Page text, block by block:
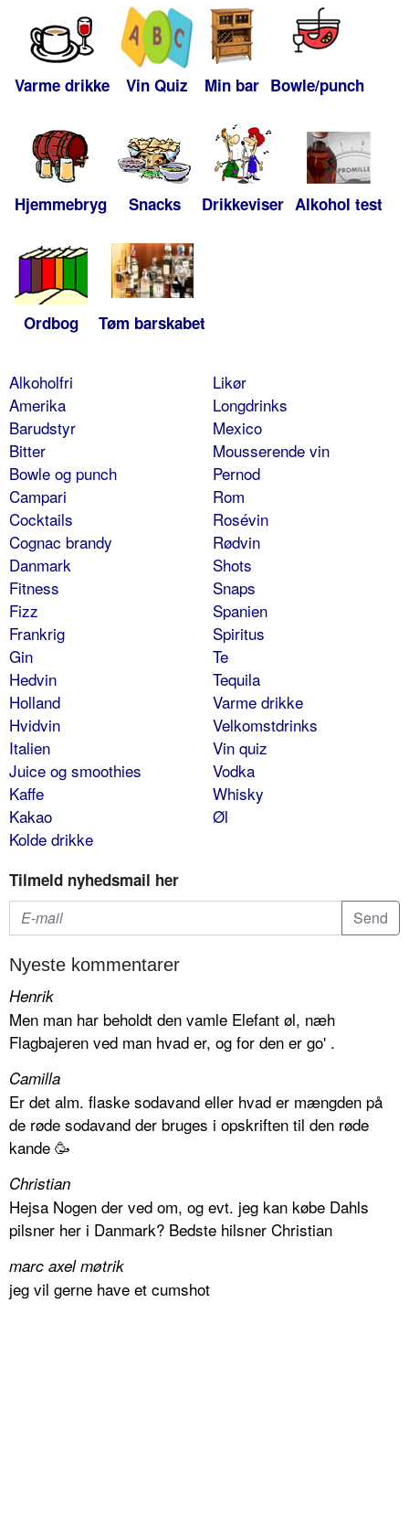
Varme drikke Vin Quiz Min bar Bowle/punch
Hjemmebryg Snacks Drikkeviser Alkohol test
Ordbog Tøm barskabet
Alkoholfri
Amerika
Barudstyr
Bitter
Bowle og punch
Campari
Cocktails
Cognac brandy
Danmark
Fitness
Fizz
Frankrig
Gin
Hedvin
Holland
Hvidvin
Italien
Juice og smoothies
Kaffe
Kakao
Kolde drikke
Likør
Longdrinks
Mexico
Mousserende vin
Pernod
Rom
Rosévin
Rødvin
Shots
Snaps
Spanien
Spiritus
Te
Tequila
Varme drikke
Velkomstdrinks
Vin quiz
Vodka
Whisky
Øl
Tilmeld nyhedsmail her
Nyeste kommentarer
Henrik
Men man har beholdt den vamle Elefant øl, næh
Flagbajeren ved man hvad er, og for den er go' .
Camilla
Er det alm. flaske sodavand eller hvad er mængden på
de røde sodavand der bruges i opskriften til den røde
kande 🥳
Christian
Hejsa Nogen der ved om, og evt. jeg kan købe Dahls
pilsner her i Danmark? Bedste hilsner Christian
marc axel møtrik
jeg vil gerne have et cumshot